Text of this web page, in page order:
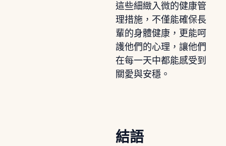
這些細緻入微的健康管
理措施，不僅能確保長
輩的身體健康，更能呵
護他們的心理，讓他們
在每一天中都能感受到
關愛與安穩。
結語